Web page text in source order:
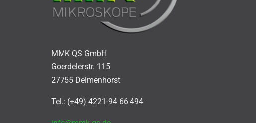
MMK QS GmbH
Goerdelerstr. 115
27755 Delmenhorst
Tel.: (+49) 4221-94 66 494